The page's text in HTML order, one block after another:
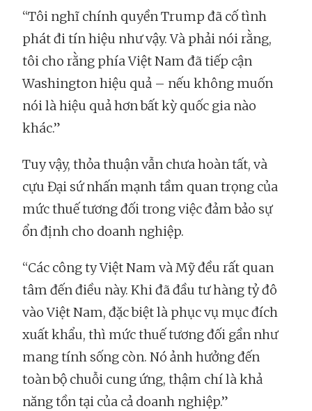
“Tôi nghĩ chính quyền Trump đã cố tình
phát đi tín hiệu như vậy. Và phải nói rằng,
tôi cho rằng phía Việt Nam đã tiếp cận
Washington hiệu quả – nếu không muốn
nói là hiệu quả hơn bất kỳ quốc gia nào
khác.”
Tuy vậy, thỏa thuận vẫn chưa hoàn tất, và
cựu Đại sứ nhấn mạnh tầm quan trọng của
mức thuế tương đối trong việc đảm bảo sự
ổn định cho doanh nghiệp.
“Các công ty Việt Nam và Mỹ đều rất quan
tâm đến điều này. Khi đã đầu tư hàng tỷ đô
vào Việt Nam, đặc biệt là phục vụ mục đích
xuất khẩu, thì mức thuế tương đối gần như
mang tính sống còn. Nó ảnh hưởng đến
toàn bộ chuỗi cung ứng, thậm chí là khả
năng tồn tại của cả doanh nghiệp.”